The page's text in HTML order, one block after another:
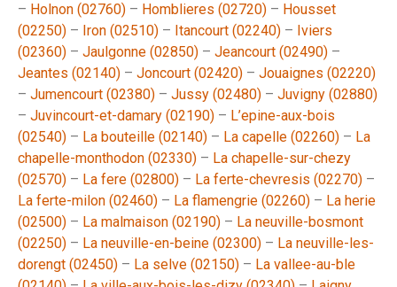
– Holnon (02760) – Homblieres (02720) – Housset
(02250) – Iron (02510) – Itancourt (02240) – Iviers
(02360) – Jaulgonne (02850) – Jeancourt (02490) –
Jeantes (02140) – Joncourt (02420) – Jouaignes (02220)
– Jumencourt (02380) – Jussy (02480) – Juvigny (02880)
– Juvincourt-et-damary (02190) – L’epine-aux-bois
(02540) – La bouteille (02140) – La capelle (02260) – La
chapelle-monthodon (02330) – La chapelle-sur-chezy
(02570) – La fere (02800) – La ferte-chevresis (02270) –
La ferte-milon (02460) – La flamengrie (02260) – La herie
(02500) – La malmaison (02190) – La neuville-bosmont
(02250) – La neuville-en-beine (02300) – La neuville-les-
dorengt (02450) – La selve (02150) – La vallee-au-ble